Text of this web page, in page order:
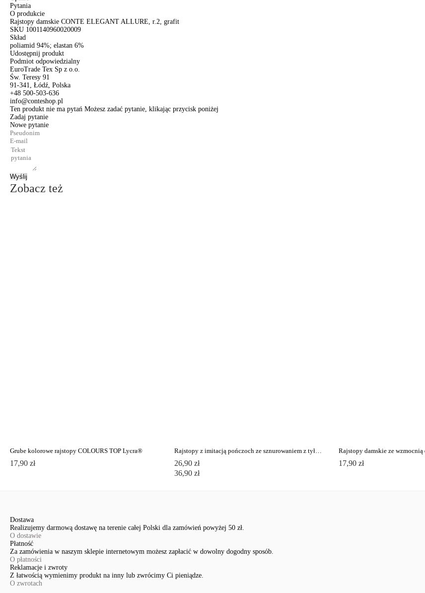
Pytania
O produkcie
Rajstopy damskie CONTE ELEGANT ALLURE, r.2, grafit
SKU 1001140960020009
Skład
poliamid 94%; elastan 6%
Udostępnij produkt
Podmiot odpowiedzialny
EuroTrade Tex Sp z o.o.
Św. Teresy 91
91-341, Łódź, Polska
+48 500-503-636
info@conteshop.pl
Ten produkt nie ma pytań Możesz zadać pytanie, klikając przycisk poniżej
Zadaj pytanie
Nowe pytanie
Wyślij
Zobacz też
Grube kolorowe rajstopy COLOURS TOP Lycra®
17,90 zł
Rajstopy z imitacją pończoch ze sznurowaniem z tyłu POEMA Lycra®
26,90 zł
36,90 zł
17,90 zł
Dostawa
Realizujemy darmową dostawę na terenie całej Polski dla zamówień powyżej 50 zł.
O dostawie
Płatność
Za zamówienia w naszym sklepie internetowym możesz zapłacić w dowolny dogodny sposób.
O płatności
Reklamacje i zwroty
Z łatwością wymienimy produkt na inny lub zwrócimy Ci pieniądze.
O zwrotach